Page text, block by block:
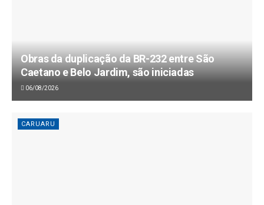
Obras da duplicação da BR-232 entre São
Caetano e Belo Jardim, são iniciadas
06/08/2026
CARUARU